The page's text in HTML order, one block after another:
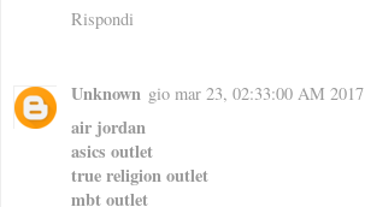
Rispondi
Unknown gio mar 23, 02:33:00 AM 2017
air jordan
asics outlet
true religion outlet
mbt outlet